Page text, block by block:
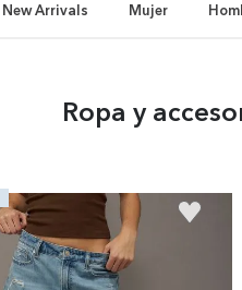
New Arrivals Mujer
Ropa y